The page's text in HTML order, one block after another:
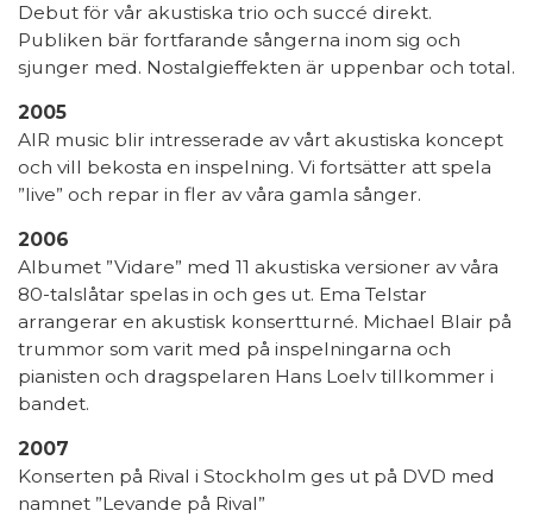
Debut för vår akustiska trio och succé direkt.
Publiken bär fortfarande sångerna inom sig och
sjunger med. Nostalgieffekten är uppenbar och total.
2005
AIR music blir intresserade av vårt akustiska koncept
och vill bekosta en inspelning. Vi fortsätter att spela
”live” och repar in fler av våra gamla sånger.
2006
Albumet ”Vidare” med 11 akustiska versioner av våra
80-talslåtar spelas in och ges ut. Ema Telstar
arrangerar en akustisk konsertturné. Michael Blair på
trummor som varit med på inspelningarna och
pianisten och dragspelaren Hans Loelv tillkommer i
bandet.
2007
Konserten på Rival i Stockholm ges ut på DVD med
namnet ”Levande på Rival”